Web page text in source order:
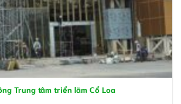
Trung tâm triển lãm Cổ Loa